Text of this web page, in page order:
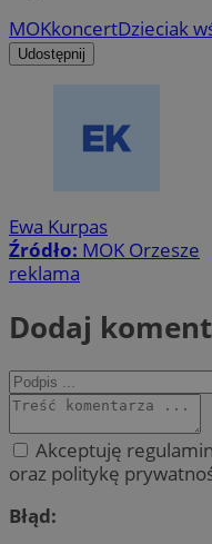
MOKkoncertDzieciak
Udostępnij
Ewa Kurpas
Źródło: MOK Orzesze
reklama
Dodaj
Akceptuję
oraz politykę
Błąd: